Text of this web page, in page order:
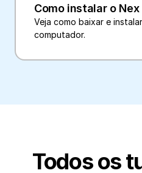
Como instalar o Nex
Veja como baixar e
Todos os